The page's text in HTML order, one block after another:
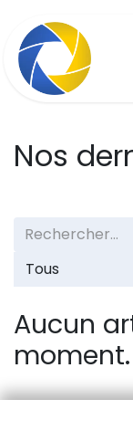
Nos
Tous
Aucun
moment.